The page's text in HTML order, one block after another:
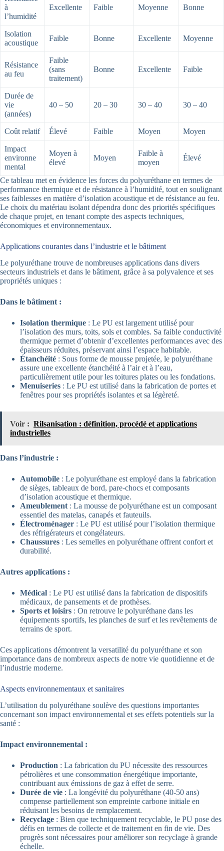
à
l’humidité
Excellente Faible Moyenne Bonne
Isolation
acoustique
Faible Bonne Excellente Moyenne
Résistance
au feu
Faible
(sans
traitement)
Bonne Excellente Faible
Durée de
vie
(années)
40 – 50 20 – 30 30 – 40 30 – 40
Coût relatif Élevé Faible Moyen Moyen
Impact
environne
mental
Moyen à
élevé
Moyen
Faible à
moyen
Élevé
Ce tableau met en évidence les forces du polyuréthane en termes de
performance thermique et de résistance à l’humidité, tout en soulignant
ses faiblesses en matière d’isolation acoustique et de résistance au feu.
Le choix du matériau isolant dépendra donc des priorités spécifiques
de chaque projet, en tenant compte des aspects techniques,
économiques et environnementaux.
Applications courantes dans l’industrie et le bâtiment
Le polyuréthane trouve de nombreuses applications dans divers
secteurs industriels et dans le bâtiment, grâce à sa polyvalence et ses
propriétés uniques :
Dans le bâtiment :
Isolation thermique : Le PU est largement utilisé pour
l’isolation des murs, toits, sols et combles. Sa faible conductivité
thermique permet d’obtenir d’excellentes performances avec des
épaisseurs réduites, préservant ainsi l’espace habitable.
Étanchéité : Sous forme de mousse projetée, le polyuréthane
assure une excellente étanchéité à l’air et à l’eau,
particulièrement utile pour les toitures plates ou les fondations.
Menuiseries : Le PU est utilisé dans la fabrication de portes et
fenêtres pour ses propriétés isolantes et sa légèreté.
Voir : Rilsanisation : définition, procédé et applications
industrielles
Dans l’industrie :
Automobile : Le polyuréthane est employé dans la fabrication
de sièges, tableaux de bord, pare-chocs et composants
d’isolation acoustique et thermique.
Ameublement : La mousse de polyuréthane est un composant
essentiel des matelas, canapés et fauteuils.
Électroménager : Le PU est utilisé pour l’isolation thermique
des réfrigérateurs et congélateurs.
Chaussures : Les semelles en polyuréthane offrent confort et
durabilité.
Autres applications :
Médical : Le PU est utilisé dans la fabrication de dispositifs
médicaux, de pansements et de prothèses.
Sports et loisirs : On retrouve le polyuréthane dans les
équipements sportifs, les planches de surf et les revêtements de
terrains de sport.
Ces applications démontrent la versatilité du polyuréthane et son
importance dans de nombreux aspects de notre vie quotidienne et de
l’industrie moderne.
Aspects environnementaux et sanitaires
L’utilisation du polyuréthane soulève des questions importantes
concernant son impact environnemental et ses effets potentiels sur la
santé :
Impact environnemental :
Production : La fabrication du PU nécessite des ressources
pétrolières et une consommation énergétique importante,
contribuant aux émissions de gaz à effet de serre.
Durée de vie : La longévité du polyuréthane (40-50 ans)
compense partiellement son empreinte carbone initiale en
réduisant les besoins de remplacement.
Recyclage : Bien que techniquement recyclable, le PU pose des
défis en termes de collecte et de traitement en fin de vie. Des
progrès sont nécessaires pour améliorer son recyclage à grande
échelle.